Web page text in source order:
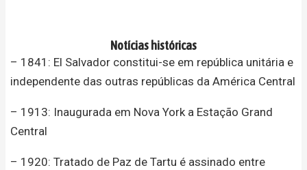
Notícias históricas
– 1841: El Salvador constitui-se em república unitária e
independente das outras repúblicas da América Central
– 1913: Inaugurada em Nova York a Estação Grand
Central
– 1920: Tratado de Paz de Tartu é assinado entre